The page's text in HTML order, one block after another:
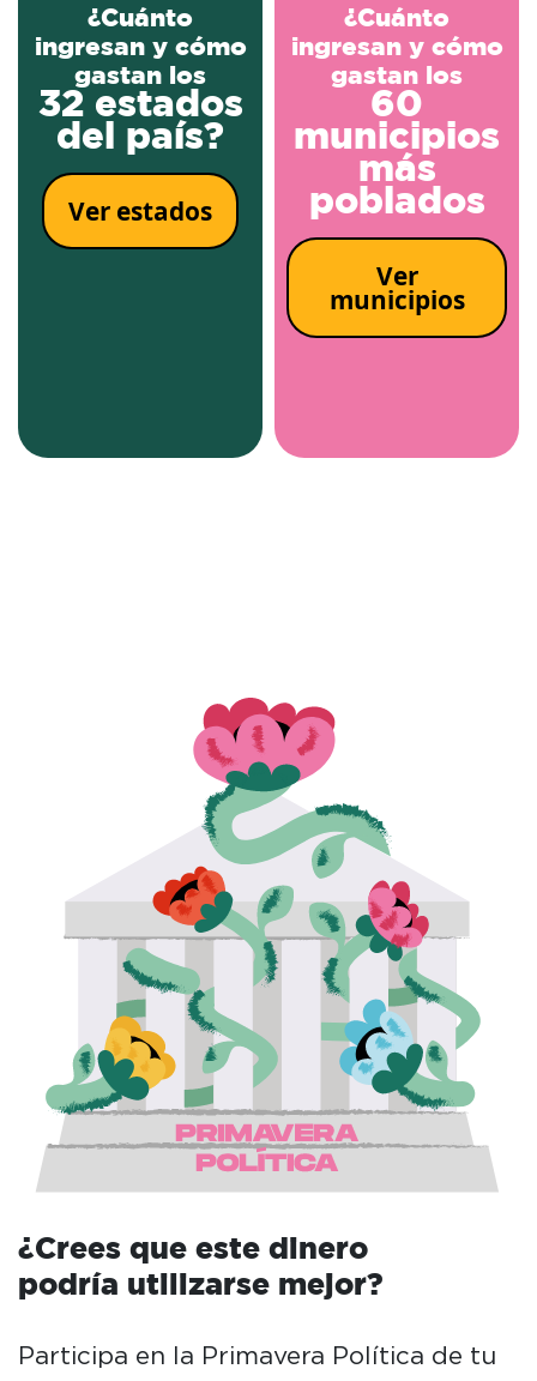
¿Cuánto
ingresan y cómo
gastan los
32 estados
del país?
Ver estados
¿Cuánto
ingresan y cómo
gastan los
60
municipios
más
poblados
Ver
municipios
¿Crees que este dinero
podría utilizarse mejor?
Participa en la Primavera Política de tu